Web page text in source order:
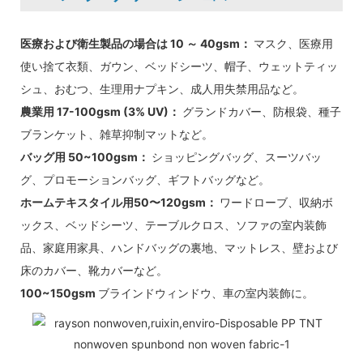
医療および衛生製品の場合は 10 ～ 40gsm： マスク、医療用
使い捨て衣類、ガウン、ベッドシーツ、帽子、ウェットティッ
シュ、おむつ、生理用ナプキン、成人用失禁用品など。
農業用 17-100gsm (3% UV)： グランドカバー、防根袋、種子
ブランケット、雑草抑制マットなど。
バッグ用 50~100gsm： ショッピングバッグ、スーツバッ
グ、プロモーションバッグ、ギフトバッグなど。
ホームテキスタイル用50〜120gsm： ワードローブ、収納ボ
ックス、ベッドシーツ、テーブルクロス、ソファの室内装飾
品、家庭用家具、ハンドバッグの裏地、マットレス、壁および
床のカバー、靴カバーなど。
100~150gsm ブラインドウィンドウ、車の室内装飾に。